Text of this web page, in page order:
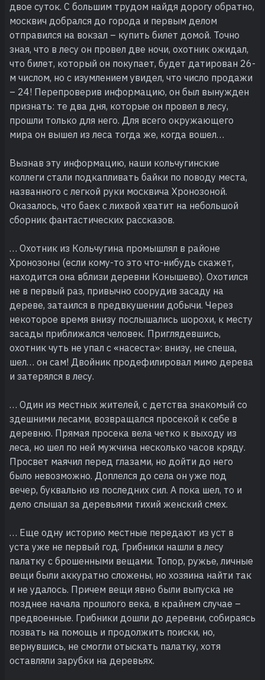
двое суток. С большим трудом найдя дорогу обратно,
москвич добрался до города и первым делом
отправился на вокзал – купить билет домой. Точно
зная, что в лесу он провел две ночи, охотник ожидал,
что билет, который он покупает, будет датирован 26-
м числом, но с изумлением увидел, что число продажи
– 24! Перепроверив информацию, он был вынужден
признать: те два дня, которые он провел в лесу,
прошли только для него. Для всего окружающего
мира он вышел из леса тогда же, когда вошел…
Вызнав эту информацию, наши кольчугинские
коллеги стали подкапливать байки по поводу места,
названного с легкой руки москвича Хронозоной.
Оказалось, что баек с лихвой хватит на небольшой
сборник фантастических рассказов.
… Охотник из Кольчугина промышлял в районе
Хронозоны (если кому-то это что-нибудь скажет,
находится она вблизи деревни Конышево). Охотился
не в первый раз, привычно соорудив засаду на
дереве, затаился в предвкушении добычи. Через
некоторое время внизу послышались шорохи, к месту
засады приближался человек. Приглядевшись,
охотник чуть не упал с «насеста»: внизу, не спеша,
шел… он сам! Двойник продефилировал мимо дерева
и затерялся в лесу.
… Один из местных жителей, с детства знакомый со
здешними лесами, возвращался просекой к себе в
деревню. Прямая просека вела четко к выходу из
леса, но шел по ней мужчина несколько часов кряду.
Просвет маячил перед глазами, но дойти до него
было невозможно. Доплелся до села он уже под
вечер, буквально из последних сил. А пока шел, то и
дело слышал за деревьями тихий женский смех.
… Еще одну историю местные передают из уст в
уста уже не первый год. Грибники нашли в лесу
палатку с брошенными вещами. Топор, ружье, личные
вещи были аккуратно сложены, но хозяина найти так
и не удалось. Причем вещи явно были выпуска не
позднее начала прошлого века, в крайнем случае –
предвоенные. Грибники дошли до деревни, собираясь
позвать на помощь и продолжить поиски, но,
вернувшись, не смогли отыскать палатку, хотя
оставляли зарубки на деревьях.